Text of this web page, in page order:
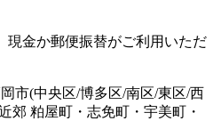
現金か郵便振替がご利用いただ
市(中央区/博多区/南区/東区/西
郊 粕屋町・志免町・宇美町・